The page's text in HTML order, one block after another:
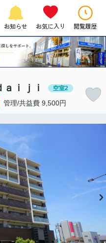
お知らせ お気に入り 閲覧履歴
ｉｊｉ 空室2
管理/共益費 9,500円